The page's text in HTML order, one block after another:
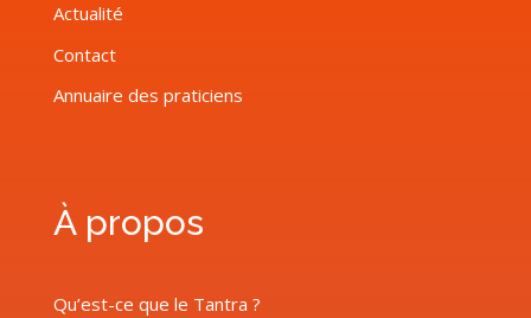
Actualité
Contact
Annuaire des praticiens
À propos
Qu’est-ce que le Tantra ?